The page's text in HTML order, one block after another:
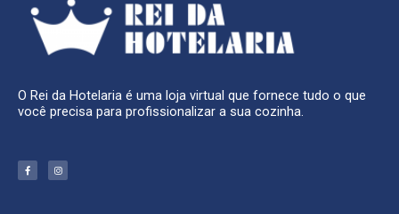
O Rei da Hotelaria é uma loja virtual que fornece tudo o que
você precisa para profissionalizar a sua cozinha.
F
a
c
I
n
s